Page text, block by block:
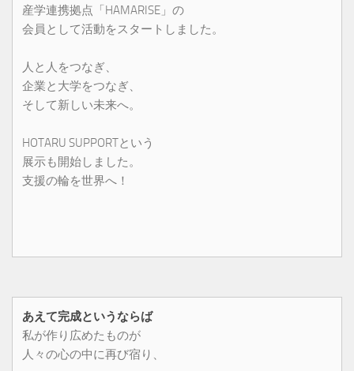
産学連携拠点「HAMARISE」の
会員として活動をスタートしました。
人と人をつなぎ、
企業と大学をつなぎ、
そして新しい未来へ。
HOTARU SUPPORTという
展示も開始しました。
支援の輪を世界へ！
あえて完成というならば
私が作り広めたものが
人々の心の中に再び宿り、